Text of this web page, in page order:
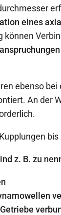
eines
können
ebenso bei
An der
bis
z. B. zu